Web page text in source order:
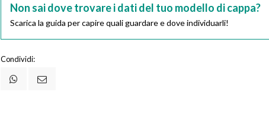
Non sai dove trovare i dati del tuo modello di cappa?
Scarica la guida per capire quali guardare e dove individuarli!
Condividi: